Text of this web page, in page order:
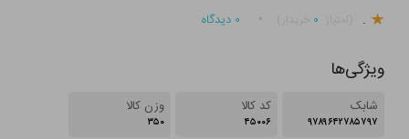
. ۰ ۰ دیدگاه
ویژگی‌ها
شابک
۹۷۸۹۶۴۲۷۸۵۷۹۷
کد کالا
۴۵۰۰۶
وزن کالا
۳۵۰